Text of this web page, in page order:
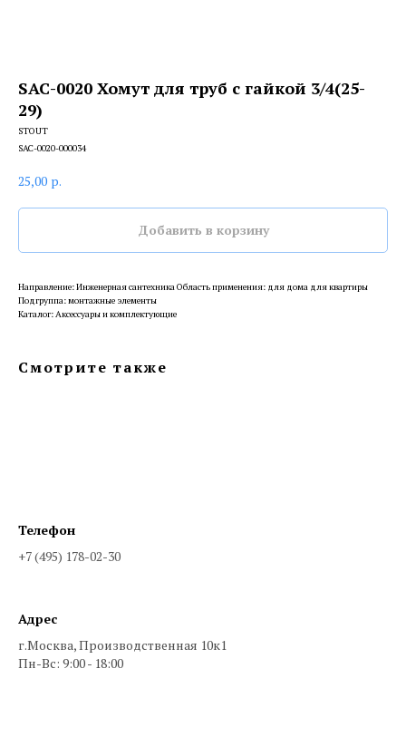
SAC-0020 Хомут для труб с гайкой 3/4(25-
29)
STOUT
SAC-0020-000034
25,00 р.
Добавить в корзину
Направление: Инженерная сантехника Область применения: для дома для квартиры
Подгруппа: монтажные элементы
Каталог: Аксессуары и комплектующие
Смотрите также
Телефон
+7 (495) 178-02-30
Адрес
г.Москва, Производственная 10к1
Пн-Вс: 9:00 - 18:00